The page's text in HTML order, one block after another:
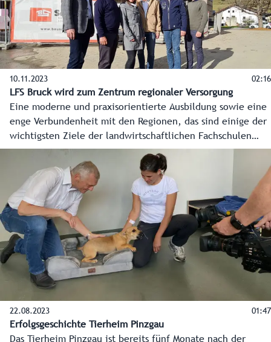
10.11.2023 02:16
LFS Bruck wird zum Zentrum regionaler Versorgung
Eine moderne und praxisorientierte Ausbildung sowie eine
enge Verbundenheit mit den Regionen, das sind einige der
wichtigsten Ziele der landwirtschaftlichen Fachschulen
(LFS) im Bundesland. In Bruck an der Großglocknerstraße
wird das dieser Tage besonders gut sichtbar. Der Neubau
der Lehr- und Schaumetzgerei sowie die Erneuerung des
alten Bauernhauses nehmen Form an und lassen bereits die
zukünftigen Möglichkeiten für Schule, lokale Wirtschaft
und die Region erahnen.
22.08.2023 01:47
Erfolgsgeschichte Tierheim Pinzgau
Das Tierheim Pinzgau ist bereits fünf Monate nach der